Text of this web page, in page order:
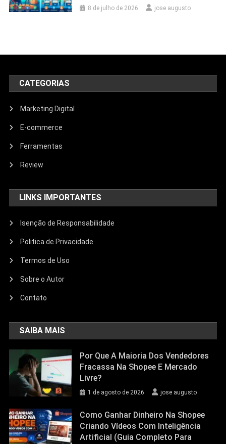
8 de julho de 2026 jose augusto
CATEGORIAS
Marketing Digital
E-commerce
Ferramentas
Review
LINKS IMPORTANTES
Isenção de Responsabilidade
Politica de Privacidade
Termos de Uso
Sobre o Autor
Contato
SAIBA MAIS
Por Que A Maioria Dos Vendedores
Fracassa Na Shopee E Mercado
Livre?
1 de agosto de 2026 jose augusto
Como Ganhar Dinheiro Na Shopee
Criando Vídeos Com Inteligência
Artificial (Guia Completo Para